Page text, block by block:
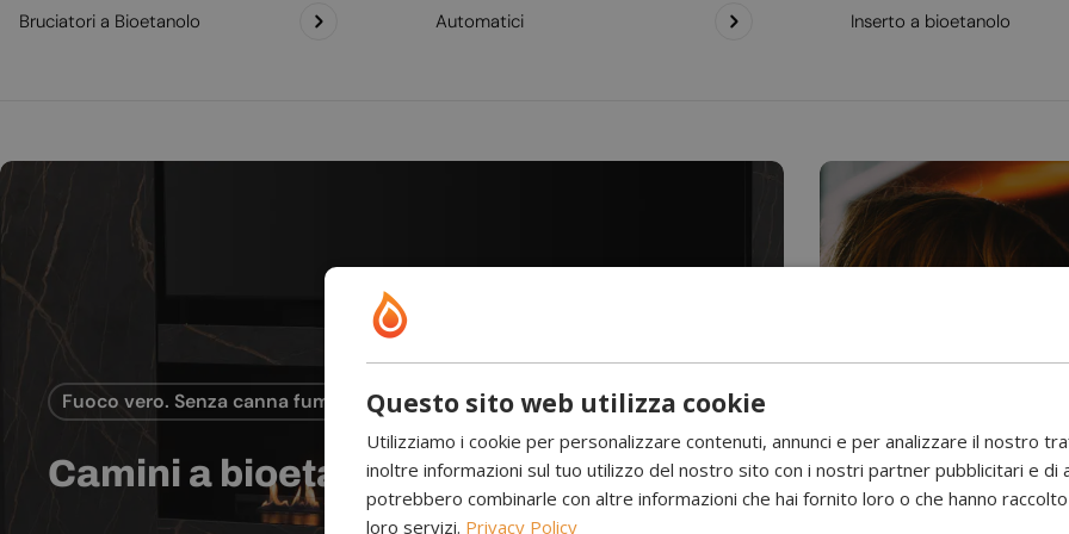
Bruciatori a Bioetanolo Automatici Inserto a bioetanolo
Fuoco vero. Senza canna fumaria.
Camini a bioetanolo Camini a
Questo sito web utilizza cookie
Utilizziamo i cookie per personalizzare contenuti, annunci e per analizzare il nostro
inoltre informazioni sul tuo utilizzo del nostro sito con i nostri partner pubblicitari e di
potrebbero combinarle con altre informazioni che hai fornito loro o che hanno
loro servizi. Privacy Policy